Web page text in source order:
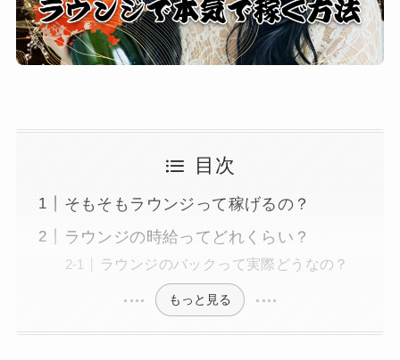
目次
そもそもラウンジって稼げるの？
ラウンジの時給ってどれくらい？
ラウンジのバックって実際どうなの？
もっと見る